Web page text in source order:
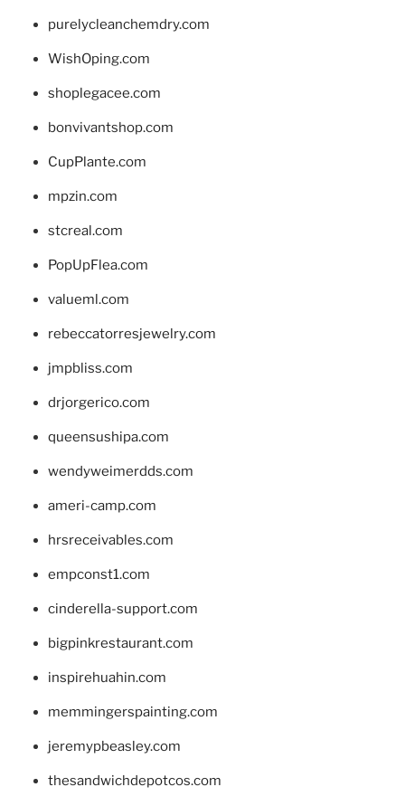
purelycleanchemdry.com
WishOping.com
shoplegacee.com
bonvivantshop.com
CupPlante.com
mpzin.com
stcreal.com
PopUpFlea.com
valueml.com
rebeccatorresjewelry.com
jmpbliss.com
drjorgerico.com
queensushipa.com
wendyweimerdds.com
ameri-camp.com
hrsreceivables.com
empconst1.com
cinderella-support.com
bigpinkrestaurant.com
inspirehuahin.com
memmingerspainting.com
jeremypbeasley.com
thesandwichdepotcos.com